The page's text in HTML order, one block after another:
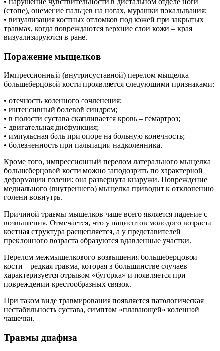
(стопе), онемение пальцев на ногах, мурашки покалывания;
• визуализация костных отломков под кожей при закрытых
травмах, когда повреждаются верхние слои кожи – края
визуализируются в ране.
Поражение мыщелков
Импрессионный (внутрисуставной) перелом мыщелка
большеберцовой кости проявляется следующими признаками:
• отечность коленного сочленения;
• интенсивный болевой синдром;
• в полости сустава скапливается кровь – гемартроз;
• двигательная дисфункция;
• импульсная боль при опоре на больную конечность;
• болезненность при пальпации надколенника.
Кроме того, импрессионный перелом латерального мыщелка
большеберцовой кости можно заподозрить по характерной
деформации голени: она развернута кнаружи. Повреждение
медиального (внутреннего) мыщелка приводит к отклонению
голени вовнутрь.
Причиной травмы мыщелков чаще всего является падение с
возвышения. Отмечается, что у пациентов молодого возраста
костная структура расщепляется, а у представителей
преклонного возраста образуются вдавленные участки.
Перелом межмыщелкового возвышения большеберцовой
кости – редкая травма, которая в большинстве случаев
характеризуется отрывом «бугорка» и появляется при
повреждении крестообразных связок.
При таком виде травмирования появляется патологическая
нестабильность сустава, симптом «плавающей» коленной
чашечки.
Травмы диафиза